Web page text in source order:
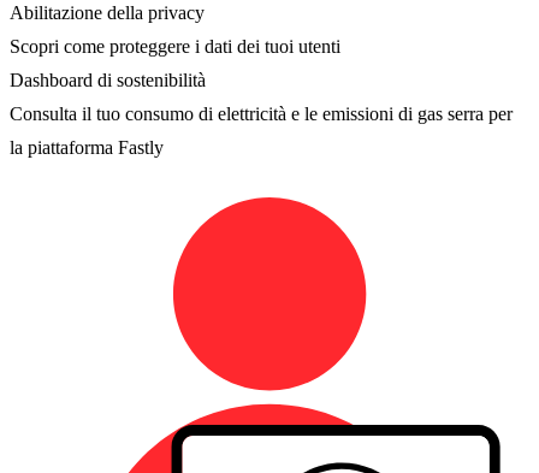
Abilitazione della privacy
Scopri come proteggere i dati dei tuoi utenti
Dashboard di sostenibilità
Consulta il tuo consumo di elettricità e le emissioni di gas serra per
la piattaforma Fastly